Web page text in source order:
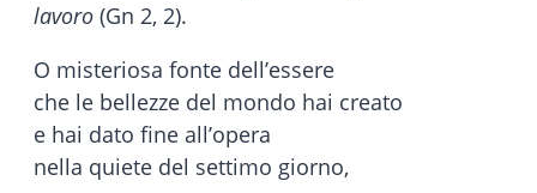
lavoro (Gn 2, 2).
O misteriosa fonte dell’essere
che le bellezze del mondo hai creato
e hai dato fine all’opera
nella quiete del settimo giorno,